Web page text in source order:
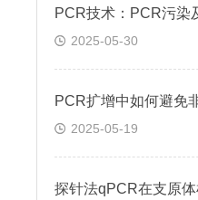
PCR技术：PCR污染
2025-05-30
PCR扩增中如何避免
2025-05-19